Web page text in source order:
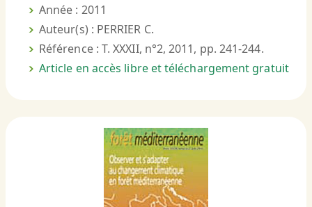
Année : 2011
Auteur(s) : PERRIER C.
Référence : T. XXXII, n°2, 2011, pp. 241-244.
Article en accès libre et téléchargement gratuit